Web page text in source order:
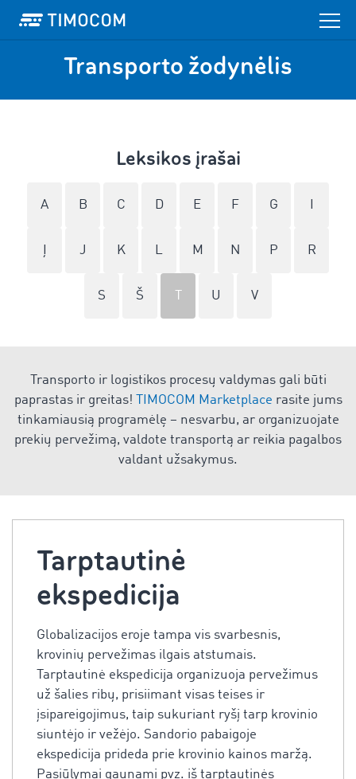
Transporto žodynėlis
Leksikos įrašai
A B C D E F G
J K L M N P R
S Š U V
Transporto ir logistikos procesų valdymas gali būti
paprastas ir greitas!
TIMOCOM Marketplace rasite jums
tinkamiausią programėlę – nesvarbu, ar organizuojate
prekių pervežimą, valdote transportą ar reikia pagalbos
valdant užsakymus.
Tarptautinė
ekspedicija
Globalizacijos eroje tampa vis svarbesnis,
krovinių pervežimas ilgais atstumais.
Tarptautinė ekspedicija organizuoja pervežimus
už šalies ribų, prisiimant visas teises ir
įsipareigojimus, taip sukuriant ryšį tarp krovinio
siuntėjo ir vežėjo. Sandorio pabaigoje
ekspedicija prideda prie krovinio kainos maržą.
Pasiūlymai gaunami pvz. iš tarptautinės